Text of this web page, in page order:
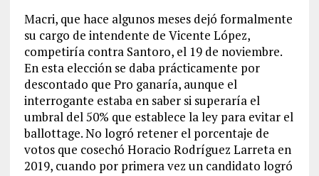
Macri, que hace algunos meses dejó formalmente
su cargo de intendente de Vicente López,
competiría contra Santoro, el 19 de noviembre.
En esta elección se daba prácticamente por
descontado que Pro ganaría, aunque el
interrogante estaba en saber si superaría el
umbral del 50% que establece la ley para evitar el
ballottage. No logró retener el porcentaje de
votos que cosechó Horacio Rodríguez Larreta en
2019, cuando por primera vez un candidato logró